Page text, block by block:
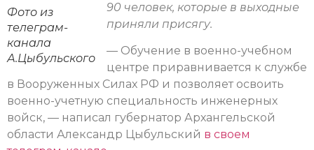
Фото из
телеграм-
канала
А.Цыбульского
90 человек, которые в выходные
приняли присягу.
— Обучение в военно-учебном
центре приравнивается к службе
в Вооруженных Силах РФ и позволяет освоить
военно-учетную специальность инженерных
войск, — написал губернатор Архангельской
области Александр Цыбульский в своем